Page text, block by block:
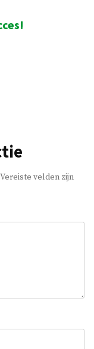
Vereiste velden zijn